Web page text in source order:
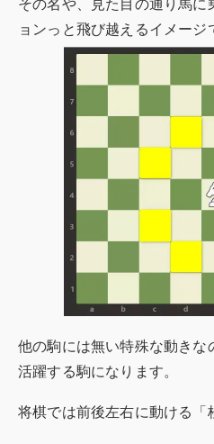
その名や、見た目の通り馬
ョンっと飛び越えるイメージ
他の駒には無い特殊な動きな
活躍する駒になります。
将棋では前後左右に動ける「